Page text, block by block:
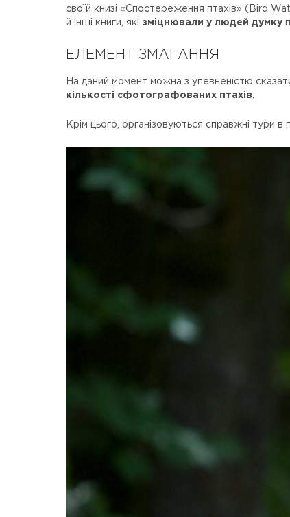
своїй книзі «Спостереження птахів» (Bird
й інші книги, які зміцнювали у людей думку
ЕЛЕМЕНТ ЗМАГАННЯ
На даний момент можна з упевненістю
кількості сфотографованих птахів
Крім цього, організовуються справжні тури в